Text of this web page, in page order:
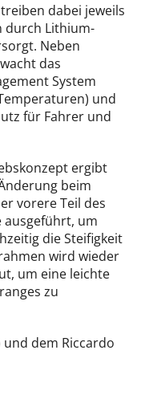
dabei jeweils
durch Lithium-
Neben
das
System
und
für Fahrer und
ergibt
beim
vorere Teil des
ausgeführt, um
die Steifigkeit
wird wieder
um eine leichte
zu
und dem Riccardo